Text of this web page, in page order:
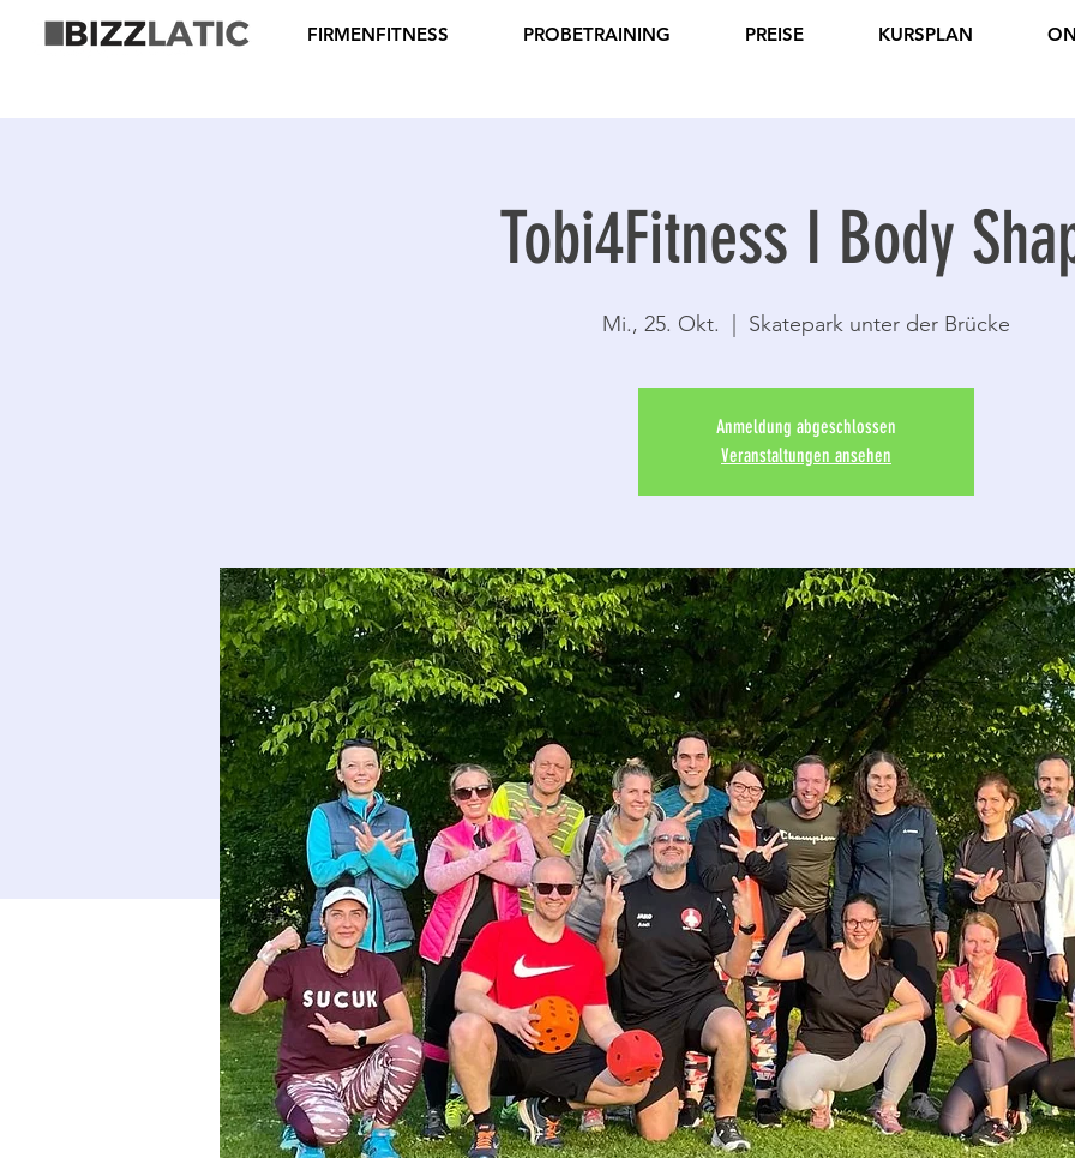
FIRMENFITNESS PROBETRAINING PREISE KURSPLAN
Tobi4Fitness I Body
Mi., 25. Okt. Skatepark unter der Brücke
Anmeldung abgeschlossen
Veranstaltungen ansehen